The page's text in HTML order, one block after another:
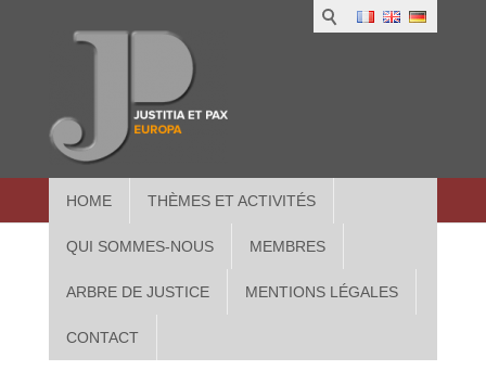
HOME THÈMES ET ACTIVITÉS
QUI SOMMES-NOUS MEMBRES
ARBRE DE JUSTICE MENTIONS LÉGALES
CONTACT
in